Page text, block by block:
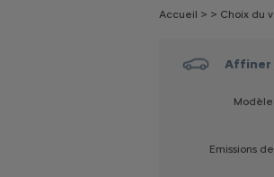
Accueil > > Choix du
Affiner
Modèle
Emissions